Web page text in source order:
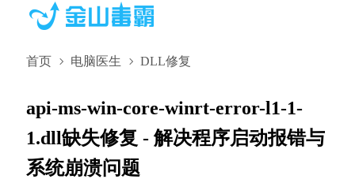
首页 电脑医生 DLL修复
api-ms-win-core-winrt-error-l1-1-
1.dll缺失修复 - 解决程序启动报错与
系统崩溃问题